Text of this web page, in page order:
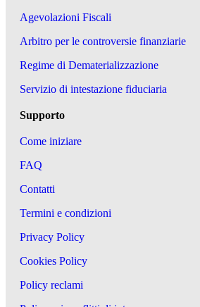
Agevolazioni Fiscali
Arbitro per le controversie finanziarie
Regime di Dematerializzazione
Servizio di intestazione fiduciaria
Supporto
Come iniziare
FAQ
Contatti
Termini e condizioni
Privacy Policy
Cookies Policy
Policy reclami